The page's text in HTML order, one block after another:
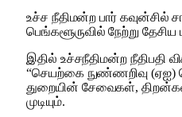
உச்ச நீதிமன்ற பார் கவுன்சில்
பெங்களூருவில் நேற்று தேசிய
இதில் உச்சநீதிமன்ற நீதிபதி
“செயற்கை நுண்ணறிவு (ஏஐ)
துறையின் சேவைகள்,
முடியும்.